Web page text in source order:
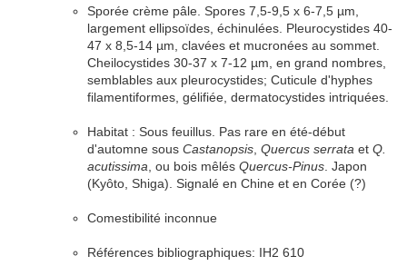
Sporée crème pâle. Spores 7,5-9,5 x 6-7,5 µm,
largement ellipsoïdes, échinulées Pleurocystides 40-
47 x 8,5-14 µm, clavées et mucronées au sommet.
Cheilocystides 30-37 x 7-12 µm, en grand nombres,
semblables aux pleurocystides; Cuticule d'hyphes
filamentiformes, gélifiée dermatocystides intriquées
Habitat : Sous feuillus. Pas rare en été-début
d'automne sous Castanopsis Quercus serrata et Q.
acutissima , ou bois mêlés Quercus-Pinus . Japon
(Kyôto, Shiga). Signalé en Chine et en Corée (?)
Comestibilité inconnue
Références bibliographiques: IH2 610